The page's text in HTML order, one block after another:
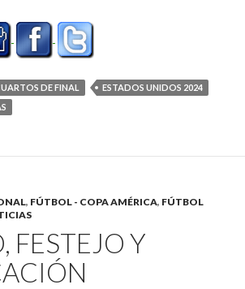
DE FINAL
ESTADOS UNIDOS 2024
, FÚTBOL - COPA AMÉRICA, FÚTBOL
FESTEJO Y